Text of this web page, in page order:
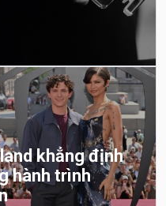
khẳng định
hành trình